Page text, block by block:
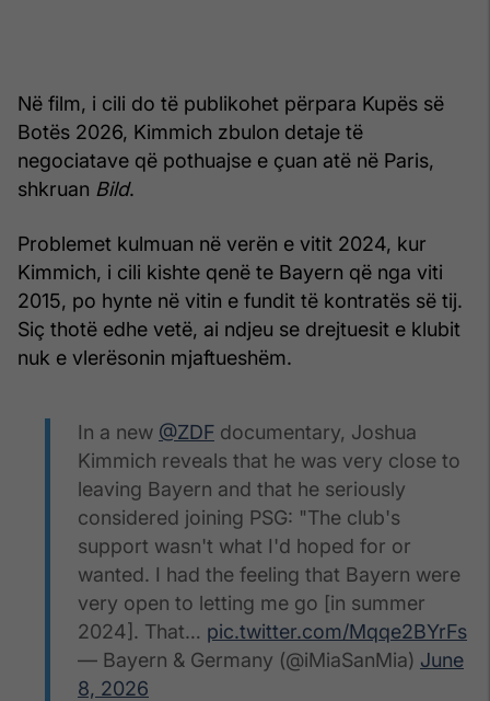
Në film, i cili do të publikohet përpara Kupës së
Botës 2026, Kimmich zbulon detaje të
negociatave që pothuajse e çuan atë në Paris,
shkruan Bild.
Problemet kulmuan në verën e vitit 2024, kur
Kimmich, i cili kishte qenë te Bayern që nga viti
2015, po hynte në vitin e fundit të kontratës së tij.
Siç thotë edhe vetë, ai ndjeu se drejtuesit e klubit
nuk e vlerësonin mjaftueshëm.
In a new @ZDF documentary, Joshua
Kimmich reveals that he was very close to
leaving Bayern and that he seriously
considered joining PSG: "The club's
support wasn't what I'd hoped for or
wanted. I had the feeling that Bayern were
very open to letting me go [in summer
2024]. That… pic.twitter.com/Mqqe2BYrFs
— Bayern & Germany (@iMiaSanMia) June
8, 2026